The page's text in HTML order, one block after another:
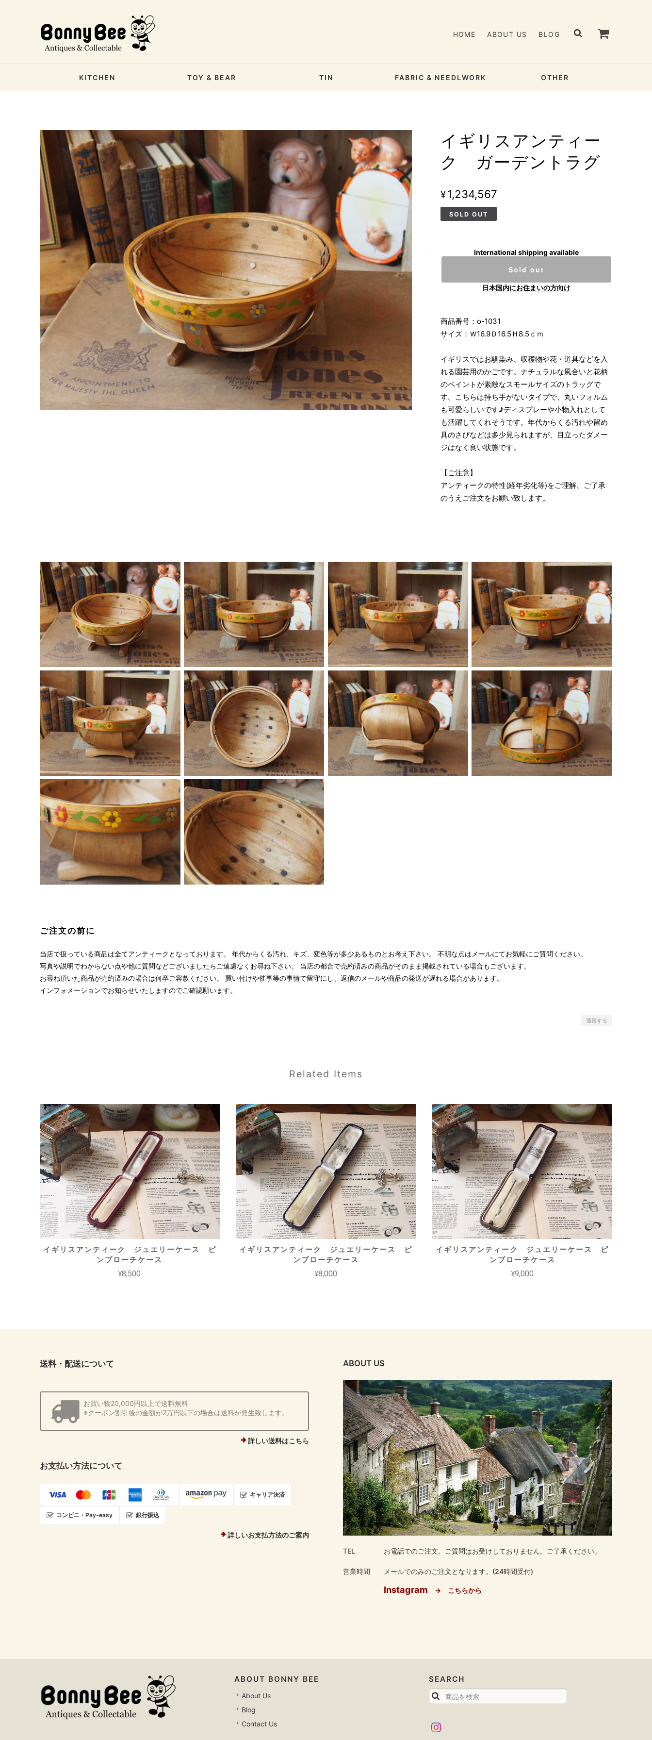
HOME ABOUT US BLOG
KITCHEN TOY & BEAR TIN FABRIC & NEEDLWORK OTHER
イギリスアンティー
ク ガーデントラグ
¥1,234,567
SOLD OUT
International shipping available
Sold out
日本国内にお住まいの方向け
商品番号：o-1031
サイズ：Ｗ16.9Ｄ16.5Ｈ8.5ｃｍ
イギリスではお馴染み、収穫物や花・道具などを入
れる園芸用のかごです。ナチュラルな風合いと花柄
のペイントが素敵なスモールサイズのトラッグで
す。こちらは持ち手がないタイプで、丸いフォルム
も可愛らしいです♪ディスプレーや小物入れとして
も活躍してくれそうです。年代からくる汚れや留め
具のさびなどは多少見られますが、目立ったダメー
ジはなく良い状態です。
【ご注意】
アンティークの特性(経年劣化等)をご理解、ご了承
のうえご注文をお願い致します。
ご注文の前に
当店で扱っている商品は全てアンティークとなっております。 年代からくる汚れ、キズ、変色等が多少あるものとお考え下さい。 不明な点はメールにてお気軽にご質問ください。
写真や説明でわからない点や他に質問などございましたらご遠慮なくお尋ね下さい。 当店の都合で売約済みの商品がそのまま掲載されている場合もございます。
お尋ね頂いた商品が売約済みの場合は何卒ご容赦ください。 買い付けや催事等の事情で留守にし、返信のメールや商品の発送が遅れる場合があります。
インフォメーションでお知らせいたしますのでご確認願います。
通報する
Related Items
イギリスアンティーク ジュエリーケース ピ
ンブローチケース
¥8,500
イギリスアンティーク ジュエリーケース ピ
ンブローチケース
¥8,000
イギリスアンティーク ジュエリーケース ピ
ンブローチケース
¥9,000
送料・配送について
お買い物20,000円以上で送料無料
※クーポン割引後の金額が2万円以下の場合は送料が発生致します。
詳しい送料はこちら
お支払い方法について
キャリア決済
コンビニ・Pay-easy 銀行振込
詳しいお支払方法のご案内
ABOUT US
TEL お電話でのご注文、ご質問はお受けしておりません。ご了承ください。
営業時間 メールでのみのご注文となります。(24時間受付)
Instagram → こちらから
ABOUT BONNY BEE
About Us
Blog
Contact Us
SEARCH